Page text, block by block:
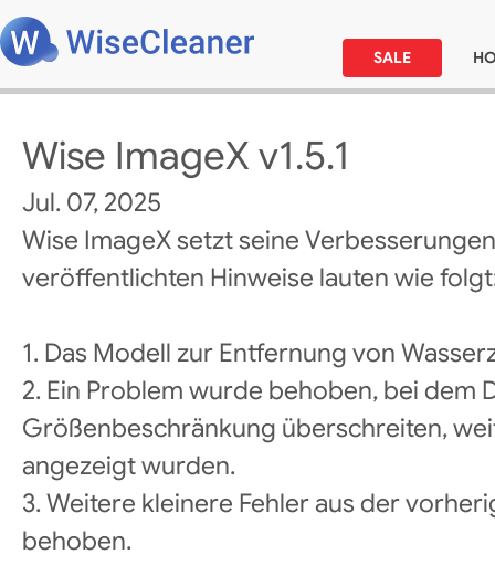
SALE
Wise ImageX v1.5.1
Jul. 07, 2025
Wise ImageX setzt seine
veröffentlichten Hinweise lauten wie
1. Das Modell zur Entfernung von
2. Ein Problem wurde behoben, bei dem
Größenbeschränkung überschreiten,
angezeigt wurden.
3. Weitere kleinere Fehler aus der
behoben.